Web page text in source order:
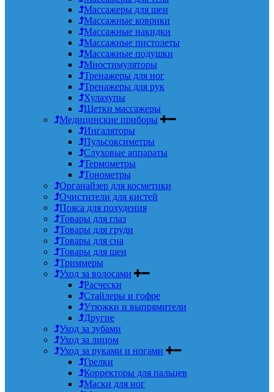
Массажеры для шеи
Массажные коврики
Массажные накидки
Массажные пистолеты
Массажные подушки
Миостимуляторы
Тренажеры для ног
Тренажеры для рук
Хулахупы
Щетки массажеры
Медицинские приборы
Ингаляторы
Пульсоксиметры
Слуховые аппараты
Термометры
Тонометры
Органайзер для косметики
Очистители для кистей
Пояса для похудения
Товары для глаз
Товары для груди
Товары для сна
Товары для шеи
Триммеры
Уход за волосами
Расчески
Стайлеры и гофре
Утюжки и выпрямители
Другие
Уход за зубами
Уход за лицом
Уход за руками и ногами
Грелки
Корректоры для пальцев
Маски для ног